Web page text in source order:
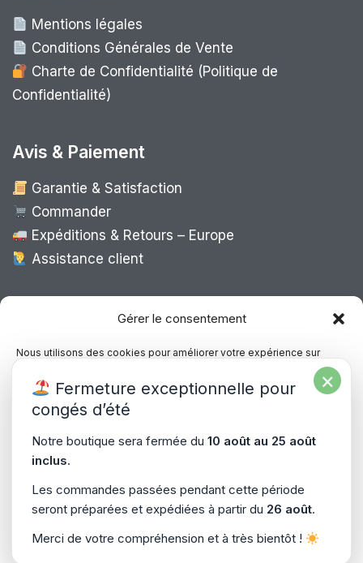
Gérer le consentement
Nous utilisons des cookies pour améliorer votre expérience sur
notre site, analyser le trafic et proposer des contenus personnalisés.
Vous pouvez accepter, refuser ou gérer vos préférences à tout
moment.
Gérer les services
Accepter
Mentions légales
Conditions Générales de Vente
Charte de Confidentialité (Politique de
Confidentialité)
Avis & Paiement
Garantie & Satisfaction
Commander
Expéditions & Retours – Europe
Assistance client
Expédition Europe
Livraison rapide dans toute l’Europe via
“ Mondial Relay
Copyright © 2026PiecesPC.fr| Développement & Design
×
Fermeture exceptionnelle pour
congés d’été
Notre boutique sera fermée du 10 août au 25 août
inclus.
Les commandes passées pendant cette période
seront préparées et expédiées à partir du 26 août.
Merci de votre compréhension et à très bientôt !